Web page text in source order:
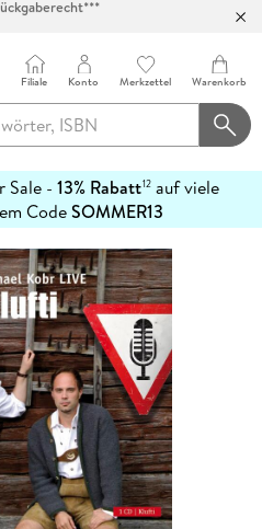
100 Filialen
Filiale Konto Merkzettel Warenkorb
Sale - 13% Rabatt12 auf viele
CodeSOMMER13